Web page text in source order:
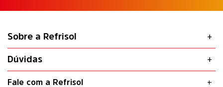
Sobre a Refrisol
Dúvidas
Fale com a Refrisol